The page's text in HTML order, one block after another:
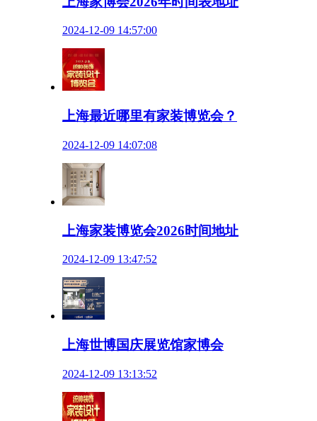
2024-12-09 14:57:00
上海最近哪里有家装博览会？
2024-12-09 14:07:08
上海家装博览会2026时间地址
2024-12-09 13:47:52
上海世博国庆展览馆家博会
2024-12-09 13:13:52